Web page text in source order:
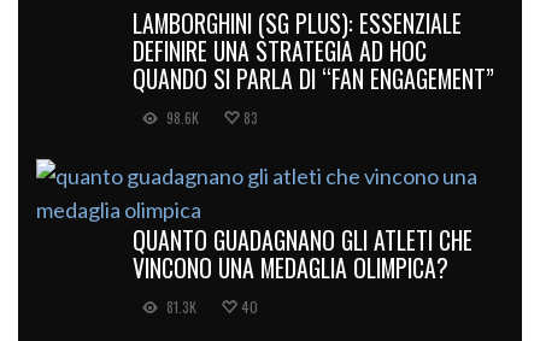
LAMBORGHINI (SG PLUS): ESSENZIALE
DEFINIRE UNA STRATEGIA AD HOC
QUANDO SI PARLA DI “FAN ENGAGEMENT”
98.6K 83
QUANTO GUADAGNANO GLI ATLETI CHE
VINCONO UNA MEDAGLIA OLIMPICA?
81.3K 40